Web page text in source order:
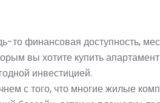
то финансовая доступность,
вы хотите купить
инвестицией.
с того, что многие жилые